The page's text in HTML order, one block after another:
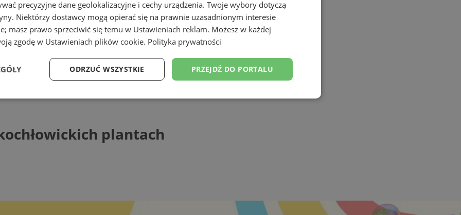
plantach
plantach
precyzyjne dane geolokalizacyjne i cechy urządzenia. Twoje wybory dotyczą
Niektórzy dostawcy mogą opierać się na prawnie uzasadnionym interesie
masz prawo sprzeciwić się temu w Ustawieniach reklam. Możesz w każdej
zgodę w Ustawieniach plików cookie. Polityka prywatności
PRZEJDŹ DO PORTALU
ODRZUĆ WSZYSTKIE
Wydajność Targetowanie Funkcjonalność Niesklasyfikowane
niezbędnych plików cookie nie można prawidłowo korzystać ze strony internetowej.